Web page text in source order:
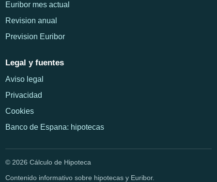
Euribor mes actual
Revision anual
Prevision Euribor
Legal y fuentes
Aviso legal
Privacidad
Cookies
Banco de Espana: hipotecas
© 2026 Cálculo de Hipoteca
Contenido informativo sobre hipotecas y Euribor.